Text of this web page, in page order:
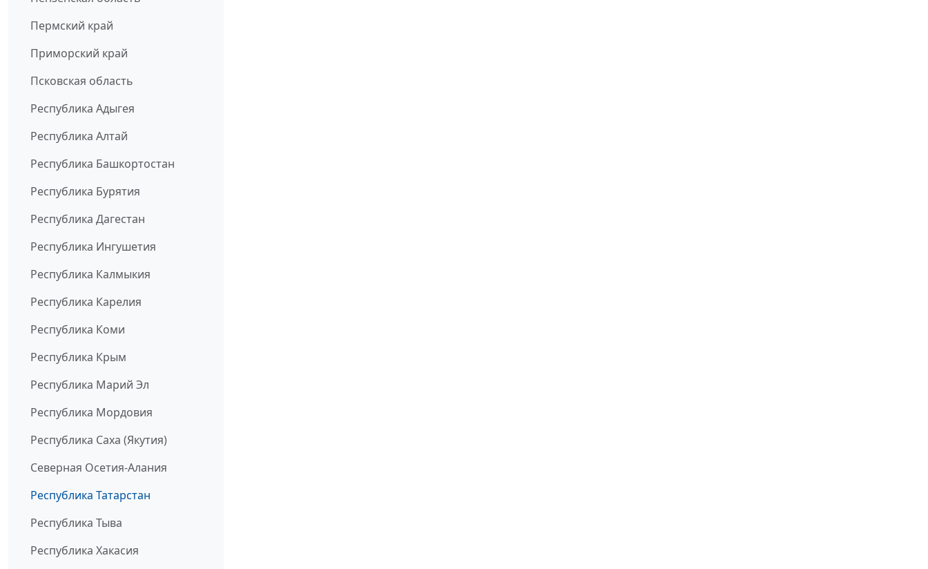
Пермский край
Приморский край
Псковская область
Республика Адыгея
Республика Алтай
Республика Башкортостан
Республика Бурятия
Республика Дагестан
Республика Ингушетия
Республика Калмыкия
Республика Карелия
Республика Коми
Республика Крым
Республика Марий Эл
Республика Мордовия
Республика Саха (Якутия)
Северная Осетия-Алания
Республика Татарстан
Республика Тыва
Республика Хакасия